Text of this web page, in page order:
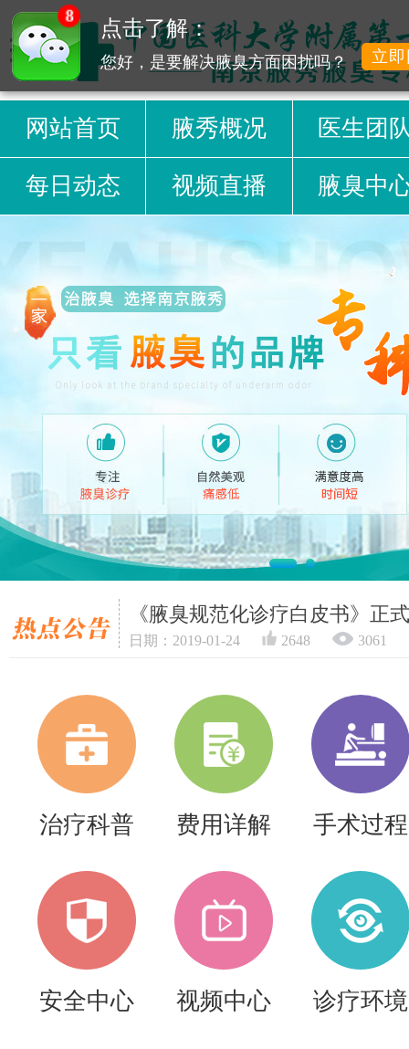
网站首页 腋秀概况 医生团
每日动态 视频直播 腋臭中
《腋臭规范化诊疗白皮书》正
日期：2019-01-24 2648 3061
治疗科普 费用详解 手术过程
安全中心 视频中心 诊疗环境
8
点击了解：
您好，是要解决腋臭方面困扰吗？ 立